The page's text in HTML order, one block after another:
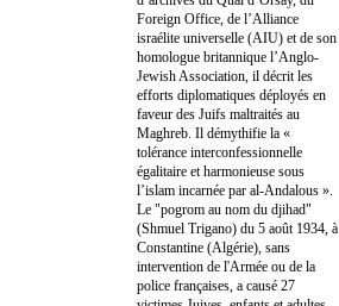
Foreign Office, de l’Alliance
israélite universelle (AIU) et de son
homologue britannique l’Anglo-
Jewish Association, il décrit les
efforts diplomatiques déployés en
faveur des Juifs maltraités au
Maghreb. Il démythifie la «
tolérance interconfessionnelle
égalitaire et harmonieuse sous
l’islam incarnée par al-Andalous ».
Le "pogrom au nom du djihad"
(Shmuel Trigano) du 5 août 1934, à
Constantine (Algérie), sans
intervention de l'Armée ou de la
police françaises, a causé 27